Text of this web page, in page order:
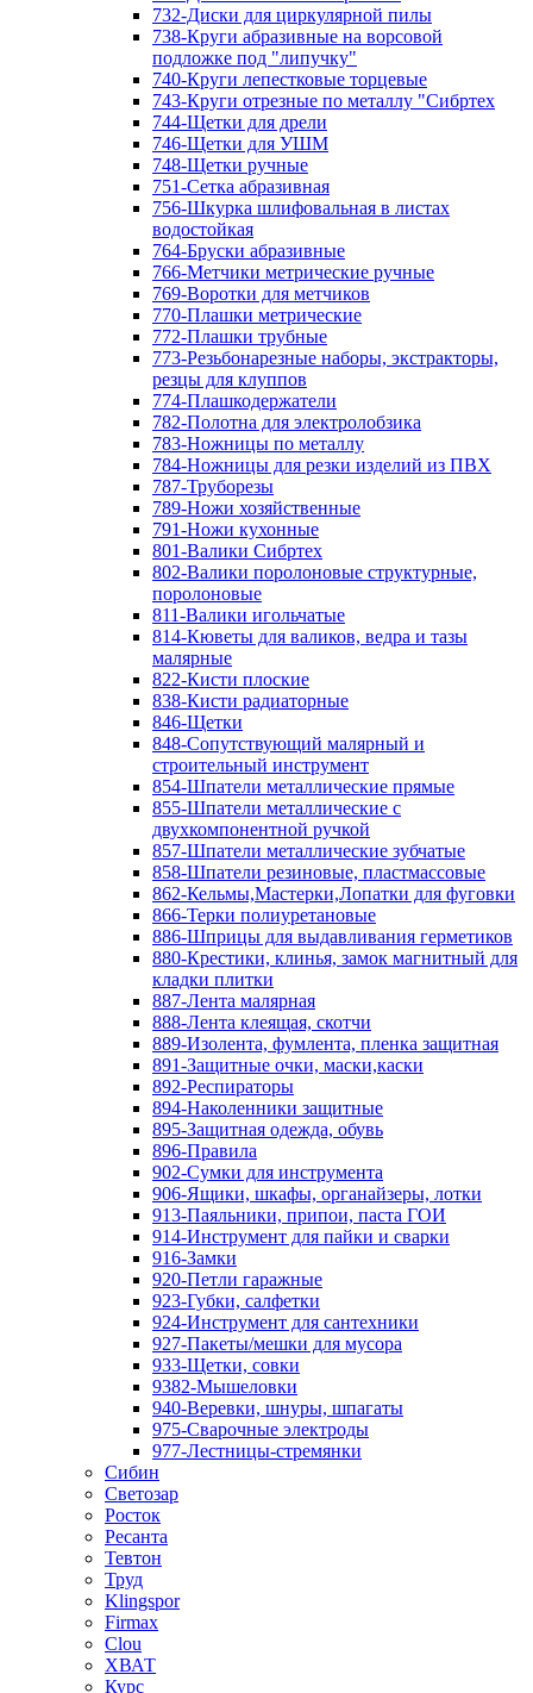
732-Диски для циркулярной пилы
738-Круги абразивные на ворсовой
подложке под "липучку"
740-Круги лепестковые торцевые
743-Круги отрезные по металлу "Сибртех
744-Щетки для дрели
746-Щетки для УШМ
748-Щетки ручные
751-Сетка абразивная
756-Шкурка шлифовальная в листах
водостойкая
764-Бруски абразивные
766-Метчики метрические ручные
769-Воротки для метчиков
770-Плашки метрические
772-Плашки трубные
773-Резьбонарезные наборы, экстракторы,
резцы для клуппов
774-Плашкодержатели
782-Полотна для электролобзика
783-Ножницы по металлу
784-Ножницы для резки изделий из ПВХ
787-Труборезы
789-Ножи хозяйственные
791-Ножи кухонные
801-Валики Сибртех
802-Валики поролоновые структурные,
поролоновые
811-Валики игольчатые
814-Кюветы для валиков, ведра и тазы
малярные
822-Кисти плоские
838-Кисти радиаторные
846-Щетки
848-Сопутствующий малярный и
строительный инструмент
854-Шпатели металлические прямые
855-Шпатели металлические с
двухкомпонентной ручкой
857-Шпатели металлические зубчатые
858-Шпатели резиновые, пластмассовые
862-Кельмы,Мастерки,Лопатки для фуговки
866-Терки полиуретановые
886-Шприцы для выдавливания герметиков
880-Крестики, клинья, замок магнитный для
кладки плитки
887-Лента малярная
888-Лента клеящая, скотчи
889-Изолента, фумлента, пленка защитная
891-Защитные очки, маски,каски
892-Респираторы
894-Наколенники защитные
895-Защитная одежда, обувь
896-Правила
902-Сумки для инструмента
906-Ящики, шкафы, органайзеры, лотки
913-Паяльники, припои, паста ГОИ
914-Инструмент для пайки и сварки
916-Замки
920-Петли гаражные
923-Губки, салфетки
924-Инструмент для сантехники
927-Пакеты/мешки для мусора
933-Щетки, совки
9382-Мышеловки
940-Веревки, шнуры, шпагаты
975-Сварочные электроды
977-Лестницы-стремянки
Сибин
Светозар
Росток
Ресанта
Тевтон
Труд
Klingspor
Firmax
Clou
XВАТ
Курс